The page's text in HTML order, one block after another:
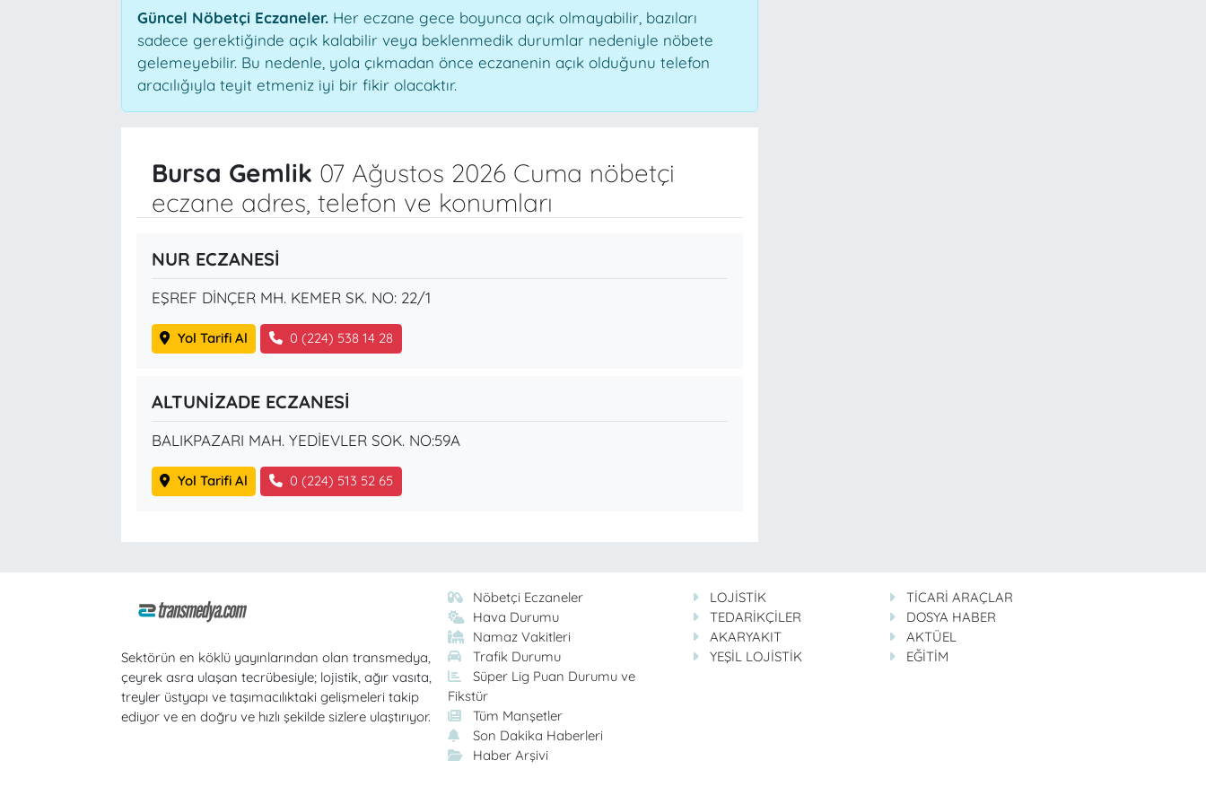
Güncel Nöbetçi Eczaneler.Her eczane gece boyunca açık olmayabilir, bazıları
sadece gerektiğinde açık kalabilir veya beklenmedik durumlar nedeniyle nöbete
gelemeyebilir. Bu nedenle, yola çıkmadan önce eczanenin açık olduğunu telefon
aracılığıyla teyit etmeniz iyi bir fikir olacaktır.
Bursa Gemlik 07 Ağustos 2026 Cuma nöbetçi
eczane adres, telefon ve konumları
NUR ECZANESİ
EŞREF DİNÇER MH. KEMER SK. NO: 22/1
Yol Tarifi Al 0 (224) 538 14 28
ALTUNİZADE ECZANESİ
BALIKPAZARI MAH. YEDİEVLER SOK. NO:59A
Yol Tarifi Al 0 (224) 513 52 65
Sektörün en köklü yayınlarından olan transmedya,
çeyrek asra ulaşan tecrübesiyle; lojistik, ağır vasıta,
treyler üstyapı ve taşımacılıktaki gelişmeleri takip
ediyor ve en doğru ve hızlı şekilde sizlere ulaştırıyor.
Nöbetçi Eczaneler
Hava Durumu
Namaz Vakitleri
Trafik Durumu
Süper Lig Puan Durumu ve
Fikstür
Tüm Manşetler
Son Dakika Haberleri
Haber Arşivi
LOJİSTİK
TİCARİ ARAÇLAR
TEDARİKÇİLER
DOSYA HABER
AKARYAKIT
AKTÜEL
YEŞİL LOJİSTİK
EĞİTİM